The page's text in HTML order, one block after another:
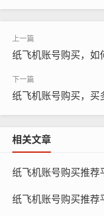
纸飞机账号购买, 在
第三方平台等，在选
性，避免账号被盗或
纸飞机账号购买，如
纸飞机账号购买，买
相关文章